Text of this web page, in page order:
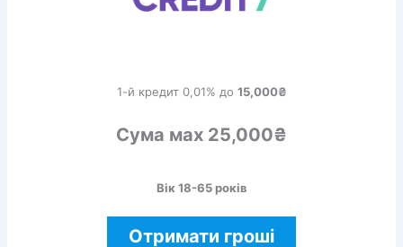
1-й кредит 0,01% до 15,000₴
Сума мах 25,000₴
Вік 18-65 років
Отримати гроші